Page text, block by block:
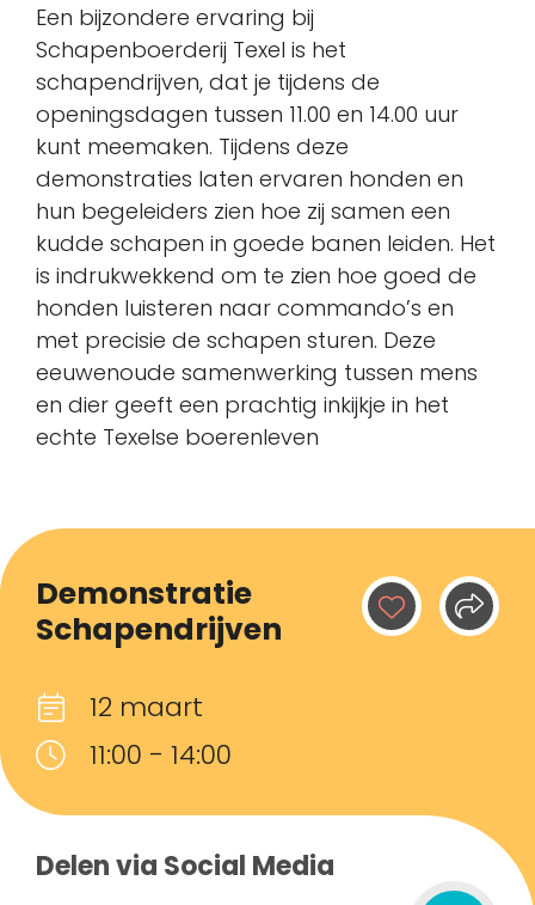
Demonstratie
Schapendrijven
12 maart
11:00 - 14:00
Delen via Social Media
Een bijzondere ervaring bij
Schapenboerderij Texel is het
schapendrijven, dat je tijdens de
openingsdagen tussen 11.00 en 14.00 uur
kunt meemaken. Tijdens deze
demonstraties laten ervaren honden en
hun begeleiders zien hoe zij samen een
kudde schapen in goede banen leiden. Het
is indrukwekkend om te zien hoe goed de
honden luisteren naar commando’s en
met precisie de schapen sturen. Deze
eeuwenoude samenwerking tussen mens
en dier geeft een prachtig inkijkje in het
echte Texelse boerenleven